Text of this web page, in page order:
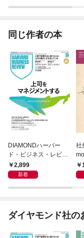
／永田町ライヴ！Editor’s
同じ作者の本
DIAMONDハーバー
ド・ビジネス・レビュ
ー 2026年9月号 特集
「上司をマネジメント
2,899
新着
社
8/
ダイヤモンド社の